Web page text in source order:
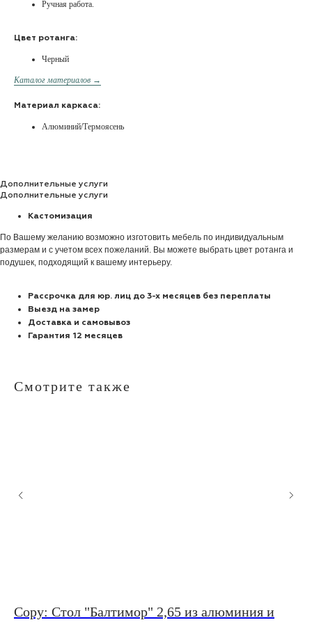
Ручная работа.
Цвет ротанга:
Черный
Каталог материалов →
Материал каркаса:
Алюминий/Термоясень
Дополнительные услуги
Дополнительные услуги
Кастомизация
По Вашему желанию возможно изготовить мебель по индивидуальным
размерам и с учетом всех пожеланий. Вы можете выбрать цвет ротанга и
подушек, подходящий к вашему интерьеру.
Рассрочка для юр. лиц до 3-х месяцев без переплаты
Выезд на замер
Доставка и самовывоз
Гарантия 12 месяцев
Смотрите также
Copy: Стол "Балтимор" 2,65 из алюминия и